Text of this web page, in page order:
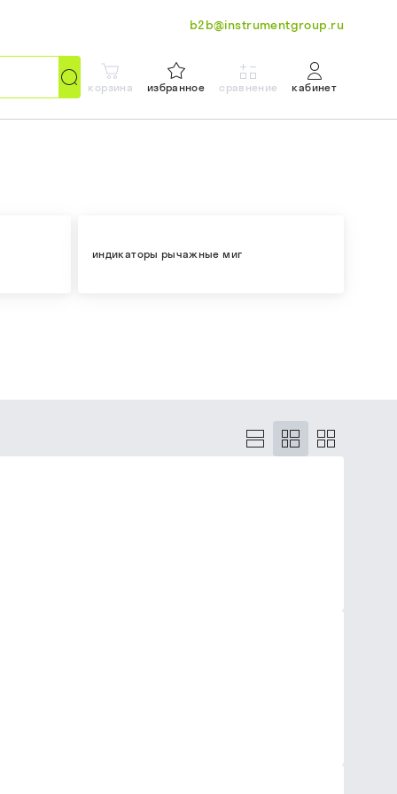
b2b@instrumentgroup.ru
корзина избранное сравнение кабинет
индикаторы рычажные миг